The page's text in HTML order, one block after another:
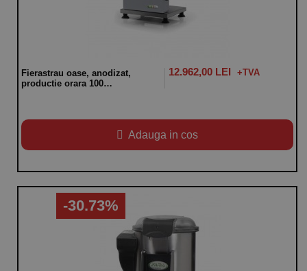
Fierastrau oase, anodizat,
productie orara 100
12.962,00 LEI
Adauga in cos
-30.73%